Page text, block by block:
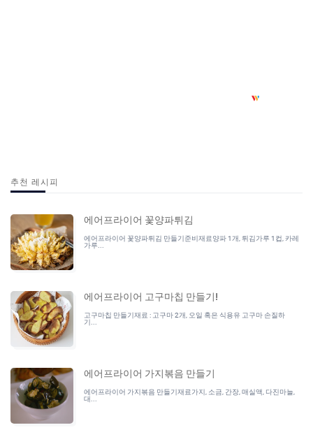
추천 레시피
에어프라이어 꽃양파튀김
에어프라이어 꽃양파튀김 만들기준비재료양파 1개, 튀김가루 1컵, 카레
가루...
에어프라이어 고구마칩 만들기!
고구마칩 만들기재료 : 고구마 2개, 오일 혹은 식용유 고구마 손질하
기...
에어프라이어 가지볶음 만들기
에어프라이어 가지볶음 만들기재료가지, 소금, 간장, 매실액, 다진마늘,
대...